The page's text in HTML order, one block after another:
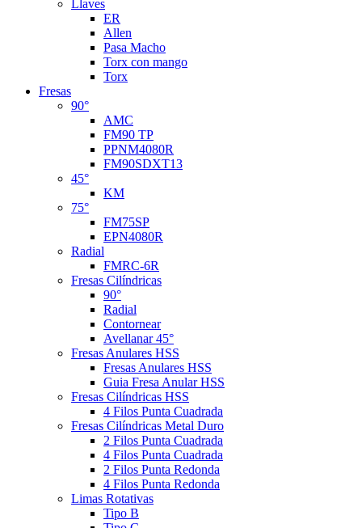
Llaves
ER
Allen
Pasa Macho
Torx con mango
Torx
Fresas
90°
AMC
FM90 TP
PPNM4080R
FM90SDXT13
45°
KM
75°
FM75SP
EPN4080R
Radial
FMRC-6R
Fresas Cilíndricas
90°
Radial
Contornear
Avellanar 45°
Fresas Anulares HSS
Fresas Anulares HSS
Guia Fresa Anular HSS
Fresas Cilíndricas HSS
4 Filos Punta Cuadrada
Fresas Cilíndricas Metal Duro
2 Filos Punta Cuadrada
4 Filos Punta Cuadrada
2 Filos Punta Redonda
4 Filos Punta Redonda
Limas Rotativas
Tipo B